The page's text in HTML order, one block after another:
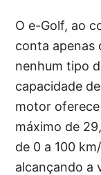
O e-Golf, ao
conta apenas
nenhum tipo
capacidade
motor
máximo de
de 0 a 100
alcançando a